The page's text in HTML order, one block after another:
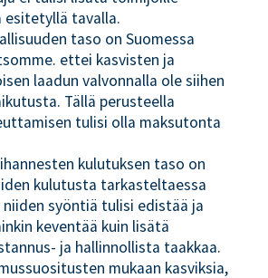
esitetyllä tavalla.
taso on Suomessa
ettei kasvisten ja
laadun valvonnalla ole siihen
Tällä perusteella
tulisi olla maksutonta
kulutuksen taso on
kulutusta tarkasteltaessa
syöntiä tulisi edistää ja
keventää kuin lisätä
ja hallinnollista taakkaa.
mukaan kasviksia,